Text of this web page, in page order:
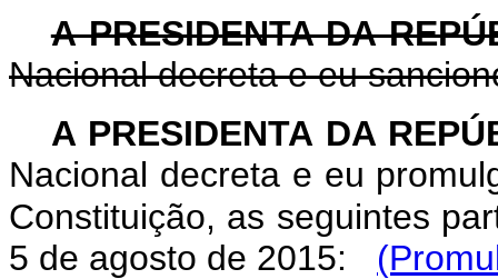
A PRESIDENTA DA
Nacional decreta e eu
A PRESIDENTA DA
Nacional decreta e eu
Constituição, as seguintes
5 de agosto de 2015: